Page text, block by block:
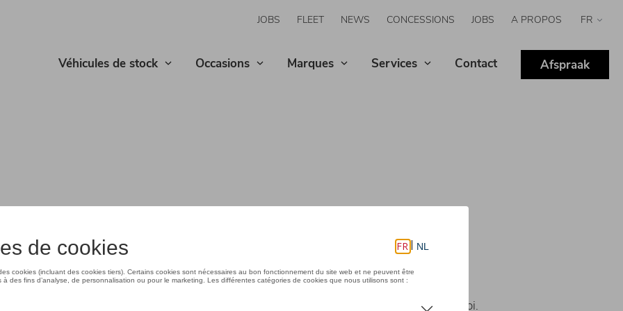
JOBS FLEET NEWS CONCESSIONS JOBS A PROPOS
Select
Véhicules de stock Occasions Marques Services Contact Afspraak
d'un véhicule sont déterminées selon des procédures de mesure prescrites par la loi.